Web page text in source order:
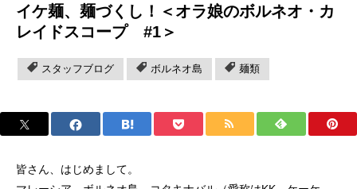
イケ麺、麺づくし！＜オラ娘のボルネオ・カ
レイドスコープ #1＞
スタッフブログ ボルネオ島 麺類
皆さん、はじめまして。